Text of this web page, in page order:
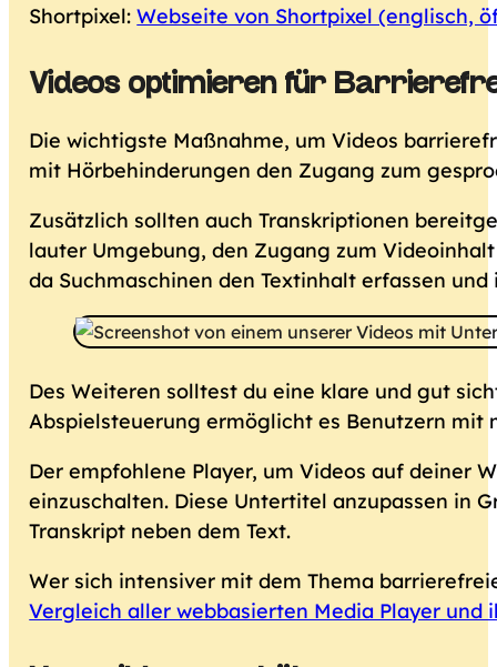
Shortpixel:Webseite von Shortpixel (englisch,
Videos optimieren für
Die wichtigste Maßnahme, um Videos
mit Hörbehinderungen den Zugang zum
Zusätzlich sollten auch Transkriptionen
lauter Umgebung, den Zugang zum
da Suchmaschinen den Textinhalt erfassen
Des Weiteren solltest du eine klare und gut
Abspielsteuerung ermöglicht es Benutzern
Der empfohlene Player, um Videos auf deiner
einzuschalten. Diese Untertitel anzupassen in
Transkript neben dem Text.
Wer sich intensiver mit dem Thema
Vergleich aller webbasierten Media Player